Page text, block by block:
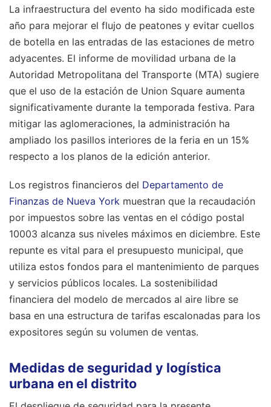
La infraestructura del evento ha sido modificada este
año para mejorar el flujo de peatones y evitar cuellos
de botella en las entradas de las estaciones de metro
adyacentes. El informe de movilidad urbana de la
Autoridad Metropolitana del Transporte (MTA) sugiere
que el uso de la estación de Union Square aumenta
significativamente durante la temporada festiva. Para
mitigar las aglomeraciones, la administración ha
ampliado los pasillos interiores de la feria en un 15%
respecto a los planos de la edición anterior.
Los registros financieros del Departamento de
Finanzas de Nueva York muestran que la recaudación
por impuestos sobre las ventas en el código postal
10003 alcanza sus niveles máximos en diciembre. Este
repunte es vital para el presupuesto municipal, que
utiliza estos fondos para el mantenimiento de parques
y servicios públicos locales. La sostenibilidad
financiera del modelo de mercados al aire libre se
basa en una estructura de tarifas escalonadas para los
expositores según su volumen de ventas.
Medidas de seguridad y logística
urbana en el distrito